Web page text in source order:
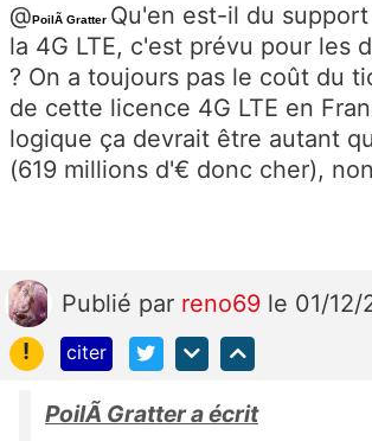
@PoilÃ Gratter Qu'en est-il du
la 4G LTE, c'est prévu pour les
? On a toujours pas le coût du
de cette licence 4G LTE en
logique ça devrait être autant
(619 millions d'€ donc cher),
Publié par reno69 le 01/12/
!
citer
PoilÃ Gratter a écrit